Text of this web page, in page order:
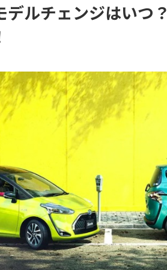
ルチェンジはいつ？